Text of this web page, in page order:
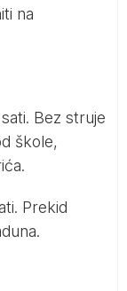
na
Bez struje
škole,
Prekid